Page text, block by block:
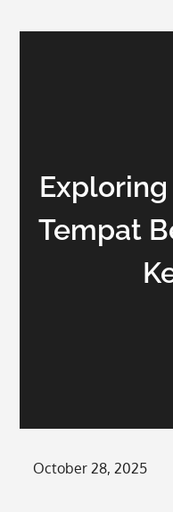
Tempat
Posted
October 28, 2025